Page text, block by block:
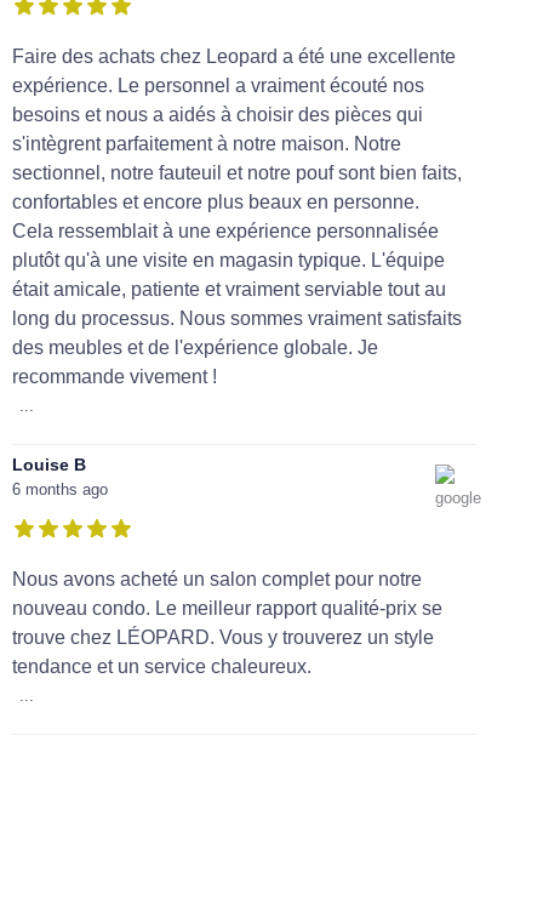
Faire des achats chez Leopard a été une excellente
expérience. Le personnel a vraiment écouté nos
besoins et nous a aidés à choisir des pièces qui
s'intègrent parfaitement à notre maison. Notre
sectionnel, notre fauteuil et notre pouf sont bien faits,
confortables et encore plus beaux en personne.
Cela ressemblait à une expérience personnalisée
plutôt qu'à une visite en magasin typique. L'équipe
était amicale, patiente et vraiment serviable tout au
long du processus. Nous sommes vraiment satisfaits
des meubles et de l'expérience globale. Je
recommande vivement !
Louise B
6 months ago
Nous avons acheté un salon complet pour notre
nouveau condo. Le meilleur rapport qualité-prix se
trouve chez LÉOPARD. Vous y trouverez un style
tendance et un service chaleureux.